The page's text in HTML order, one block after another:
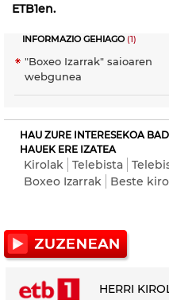
ETB1en.
INFORMAZIO GEHIAGO(1)
"Boxeo Izarrak" saioaren
webgunea
HAU ZURE INTERESEKOA
HAUEK ERE IZATEA
Kirolak Telebista
Boxeo Izarrak
Beste
HERRI